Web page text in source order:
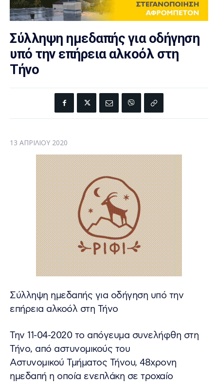
Σύλληψη ημεδαπής για οδήγηση
υπό την επήρεια αλκοόλ στη
Τήνο
13 ΑΠΡΙΛΊΟΥ 2020
Σύλληψη ημεδαπής για οδήγηση υπό την
επήρεια αλκοόλ στη Τήνο
Την 11-04-2020 το απόγευμα συνελήφθη στη
Τήνο, από αστυνομικούς του
Αστυνομικού Τμήματος Τήνου, 48χρονη
ημεδαπή η οποία ενεπλάκη σε τροχαίο